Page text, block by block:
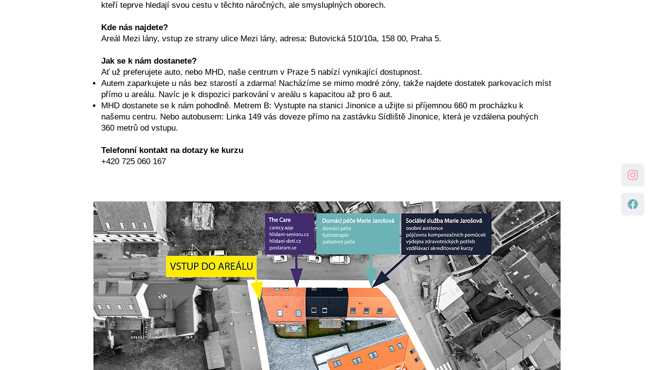
kteří teprve hledají svou cestu v těchto náročných, ale smysluplných oborech.
Kde nás najdete?
Areál Mezi lány, vstup ze strany ulice Mezi lány, adresa: Butovická 510/10a, 158 00, Praha 5.
Jak se k nám dostanete?
Ať už preferujete auto, nebo MHD, naše centrum v Praze 5 nabízí vynikající dostupnost.
Autem zaparkujete u nás bez starostí a zdarma! Nacházíme se mimo modré zóny, takže najdete dostatek parkovacích míst
přímo u areálu. Navíc je k dispozici parkování v areálu s kapacitou až pro 6 aut.
MHD dostanete se k nám pohodlně. Metrem B: Vystupte na stanici Jinonice a užijte si příjemnou 660 m procházku k
našemu centru. Nebo autobusem: Linka 149 vás doveze přímo na zastávku Sídliště Jinonice, která je vzdálena pouhých
360 metrů od vstupu.
Telefonní kontakt na dotazy ke kurzu
+420 725 060 167